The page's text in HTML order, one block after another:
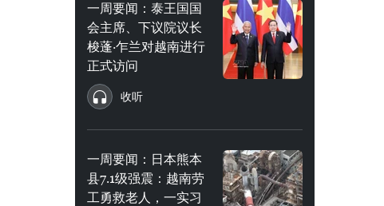
一周要闻：泰王国国
会主席、下议院议长
梭蓬·乍兰对越南进行
正式访问
收听
一周要闻：日本熊本
县7.1级强震：越南劳
工勇救老人，一实习